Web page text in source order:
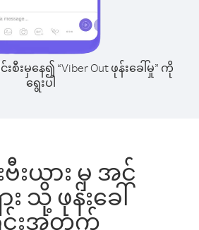
စီးမှနေ၍ “Viber Out ဖုန်းခေါ်မှု” ကို
ရွေးပါ
းယား မှ အင်
း သို့ ဖုန်းခေါ်
င်းအတွက်